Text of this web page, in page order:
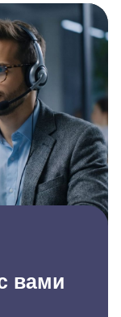
вами